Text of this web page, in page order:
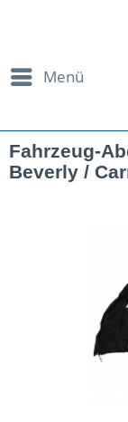
Menü
Fahrzeug-
Beverly /